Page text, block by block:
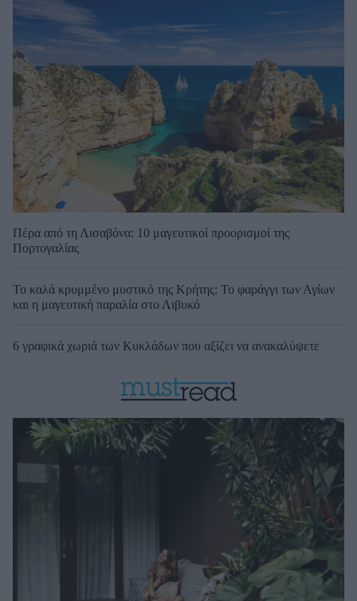
Πέρα από τη Λισαβόνα: 10 μαγευτικοί προορισμοί της
Πορτογαλίας
Το καλά κρυμμένο μυστικό της Κρήτης: Το φαράγγι των Αγίων
και η μαγευτική παραλία στο Λιβυκό
6 γραφικά χωριά των Κυκλάδων που αξίζει να ανακαλύψετε